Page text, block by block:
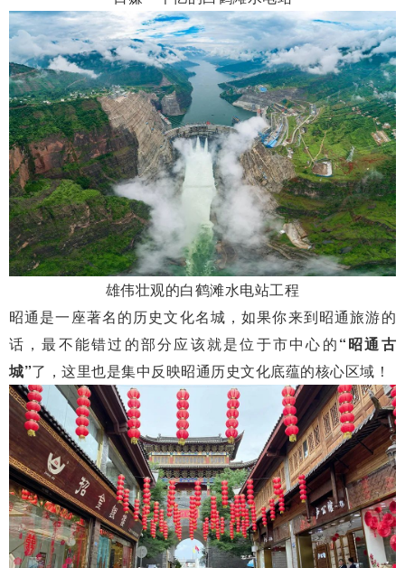
雄伟壮观的白鹤滩水电站工程
昭通是一座著名的历史文化名城，如果你来到昭通旅游的
话，最不能错过的部分应该就是位于市中心的“昭通古
城”了，这里也是集中反映昭通历史文化底蕴的核心区域！